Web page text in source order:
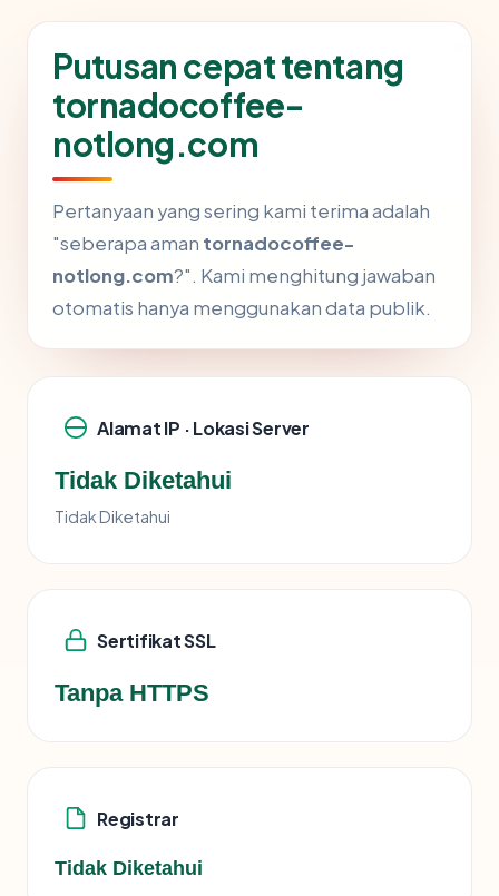
Putusan cepat tentang
tornadocoffee-
notlong.com
Pertanyaan yang sering kami terima adalah
"seberapa aman tornadocoffee-
notlong.com?". Kami menghitung jawaban
otomatis hanya menggunakan data publik.
Alamat IP · Lokasi Server
Tidak Diketahui
Tidak Diketahui
Sertifikat SSL
Tanpa HTTPS
Registrar
Tidak Diketahui